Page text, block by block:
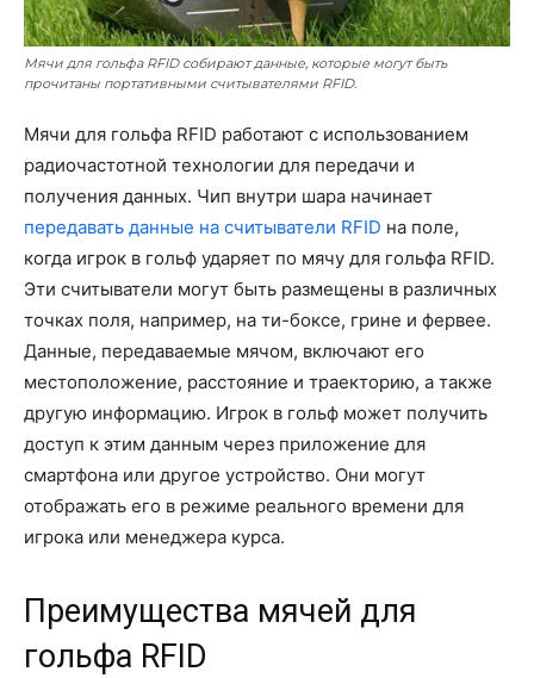
Мячи для гольфа RFID собирают данные, которые могут быть
прочитаны портативными считывателями RFID.
Мячи для гольфа RFID работают с использованием
радиочастотной технологии для передачи и
получения данных. Чип внутри шара начинает
передавать данные на считыватели RFID на поле,
когда игрок в гольф ударяет по мячу для гольфа RFID.
Эти считыватели могут быть размещены в различных
точках поля, например, на ти-боксе, грине и фервее.
Данные, передаваемые мячом, включают его
местоположение, расстояние и траекторию, а также
другую информацию. Игрок в гольф может получить
доступ к этим данным через приложение для
смартфона или другое устройство. Они могут
отображать его в режиме реального времени для
игрока или менеджера курса.
Преимущества мячей для
гольфа RFID